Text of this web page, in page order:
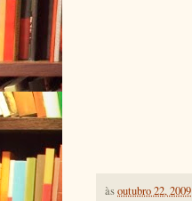
àsoutubro 22, 2009